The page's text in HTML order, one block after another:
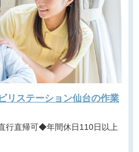
リステーション仙台の作業